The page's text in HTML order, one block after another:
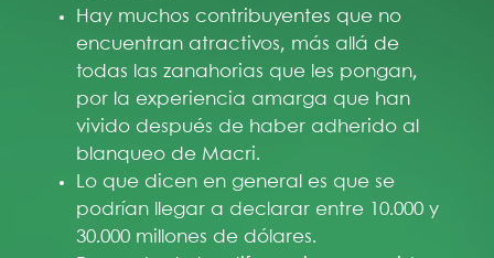
Hay muchos contribuyentes que no
encuentran atractivos, más allá de
todas las zanahorias que les pongan,
por la experiencia amarga que han
vivido después de haber adherido al
blanqueo de Macri.
Lo que dicen en general es que se
podrían llegar a declarar entre 10.000 y
30.000 millones de dólares.